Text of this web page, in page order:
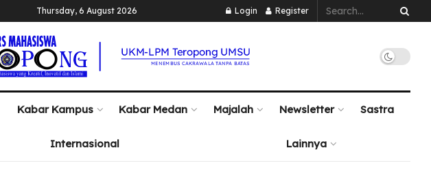
Thursday, 6 August 2026 Login Register
Kabar Kampus Kabar Medan Majalah Newsletter Sastra
Internasional Lainnya